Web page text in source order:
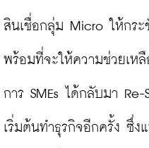
สินเชื่อกลุ่ม Micro ให้กระ
พร้อมที่จะให้ความช่วยเห
การ SMEs ได้กลับมา
เริ่มต้นทำธุรกิจอีกครั้ง ซึ่ง